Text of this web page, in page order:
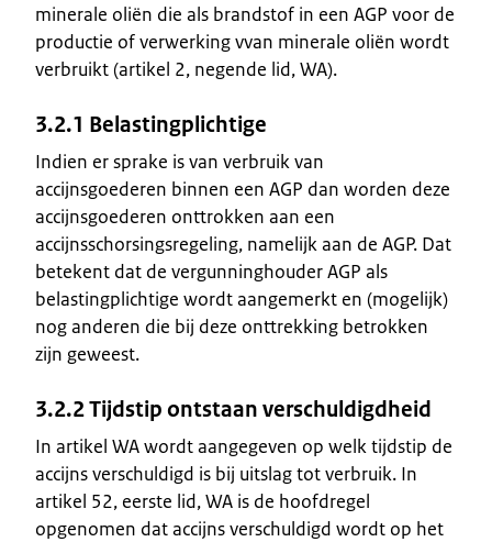
minerale oliën die als brandstof in een AGP voor de
productie of verwerking vvan minerale oliën wordt
verbruikt (artikel 2, negende lid, WA).
3.2.1 Belastingplichtige
Indien er sprake is van verbruik van
accijnsgoederen binnen een AGP dan worden deze
accijnsgoederen onttrokken aan een
accijnsschorsingsregeling, namelijk aan de AGP. Dat
betekent dat de vergunninghouder AGP als
belastingplichtige wordt aangemerkt en (mogelijk)
nog anderen die bij deze onttrekking betrokken
zijn geweest.
3.2.2 Tijdstip ontstaan verschuldigdheid
In artikel WA wordt aangegeven op welk tijdstip de
accijns verschuldigd is bij uitslag tot verbruik. In
artikel 52, eerste lid, WA is de hoofdregel
opgenomen dat accijns verschuldigd wordt op het